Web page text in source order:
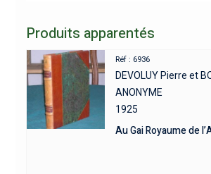
Produits apparentés
Réf : 6936
DEVOLUY Pierre et
ANONYME
1925
Au Gai Royaume de